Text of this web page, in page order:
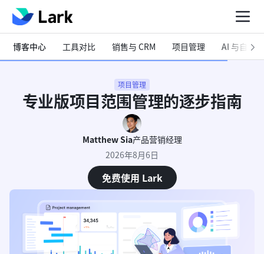
博客中心 工具对比 销售与 CRM 项目管理 AI 与自动化
项目管理
专业版项目范围管理的逐步指南
Matthew Sia产品营销经理
2026年8月6日
免费使用 Lark